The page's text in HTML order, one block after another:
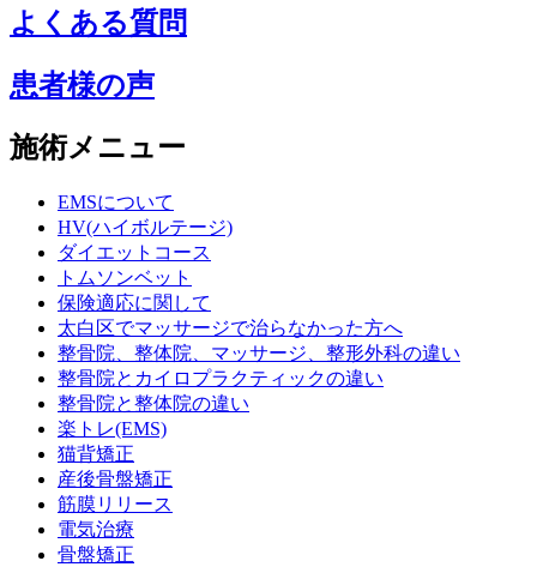
よくある質問
患者様の声
施術メニュー
EMSについて
HV(ハイボルテージ)
ダイエットコース
トムソンベット
保険適応に関して
太白区でマッサージで治らなかった方へ
整骨院、整体院、マッサージ、整形外科の違い
整骨院とカイロプラクティックの違い
整骨院と整体院の違い
楽トレ(EMS)
猫背矯正
産後骨盤矯正
筋膜リリース
電気治療
骨盤矯正